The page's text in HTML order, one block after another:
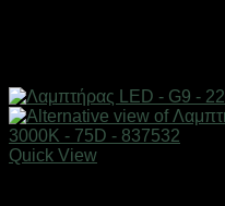
Quick View